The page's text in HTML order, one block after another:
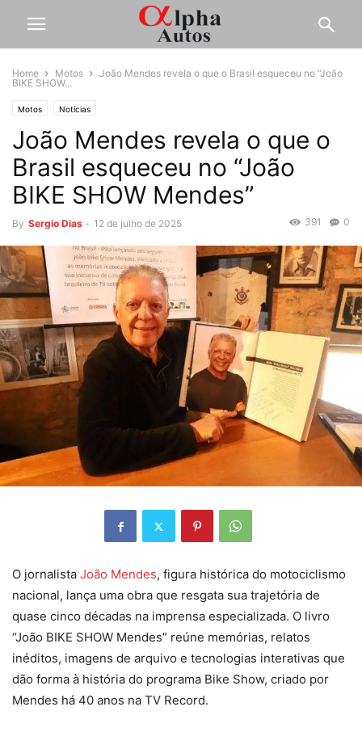
Home Motos
João Mendes revela o que o Brasil esqueceu no “João
BIKE SHOW...
Motos Notícias
João Mendes revela o que o
Brasil esqueceu no “João
BIKE SHOW Mendes”
By Sergio Dias - 12 de julho de 2025 0
391
O jornalista João Mendes, figura histórica do motociclismo
nacional, lança uma obra que resgata sua trajetória de
quase cinco décadas na imprensa especializada. O livro
“João BIKE SHOW Mendes” reúne memórias, relatos
inéditos, imagens de arquivo e tecnologias interativas que
dão forma à história do programa Bike Show, criado por
Mendes há 40 anos na TV Record.